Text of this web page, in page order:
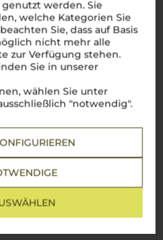
werden. Sie
welche Kategorien Sie
Sie, dass auf Basis
nicht mehr alle
zur Verfügung stehen.
Sie in unserer
wählen Sie unter
"notwendig".